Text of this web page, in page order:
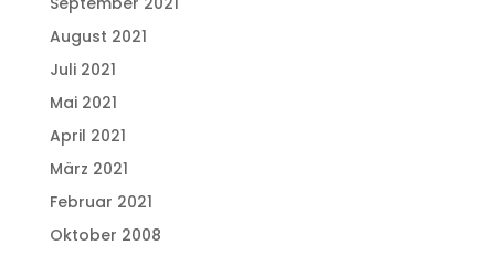
August 2021
Juli 2021
Mai 2021
April 2021
März 2021
Februar 2021
Oktober 2008